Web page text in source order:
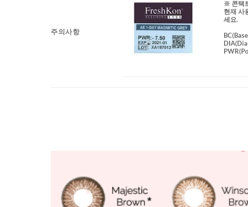
주의사항
※ 콘택
현재 사
세요.
BC
DIA